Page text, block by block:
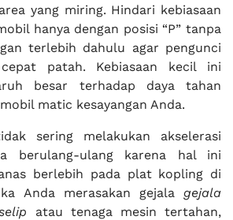
yang miring. Hindari kebiasaan
hanya dengan posisi “P” tanpa
terlebih dahulu agar pengunci
patah. Kebiasaan kecil ini
besar terhadap daya tahan
matic kesayangan Anda.
sering melakukan akselerasi
berulang-ulang karena hal ini
berlebih pada plat kopling di
Anda merasakan gejala gejala
atau tenaga mesin tertahan,